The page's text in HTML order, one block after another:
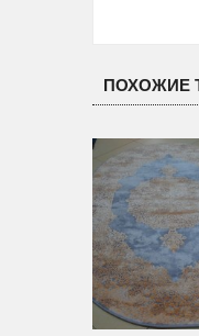
ПОХОЖИЕ